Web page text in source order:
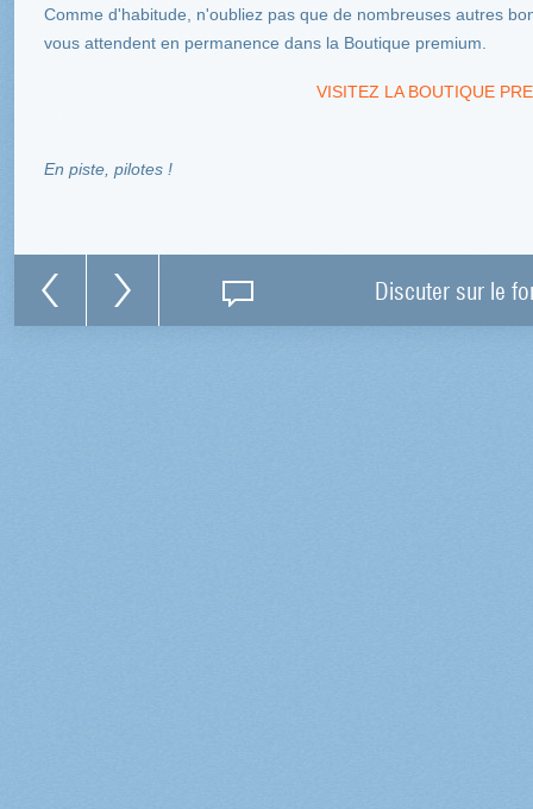
Comme d'habitude, n'oubliez pas que de nombreuses autres
vous attendent en permanence dans la Boutique premium.
VISITEZ LA BOUTIQUE
En piste, pilotes !
Discuter sur le